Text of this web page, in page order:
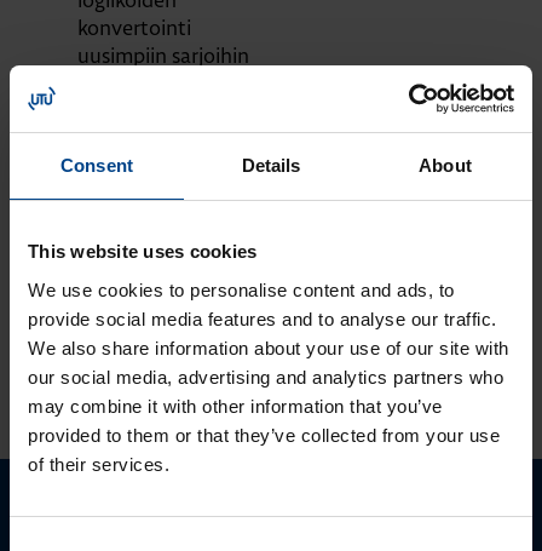
Consent Details About
This website uses cookies
We use cookies to personalise content and ads, to
provide social media features and to analyse our traffic.
We also share information about your use of our site with
our social media, advertising and analytics partners who
may combine it with other information that you’ve
provided to them or that they’ve collected from your use
of their services.
konvertointi
uusimpiin sarjoihin
12.9.2023
Lukuaika: 1 min
Tutustu ja ota
MyMitsubishi web-
portaali
KATSO LISÄÄ ARTIKKELEITA
Ota yhteyttä!